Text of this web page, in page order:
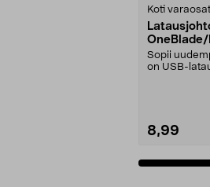
Koti varaosat
Sopii
on USB-
8,99